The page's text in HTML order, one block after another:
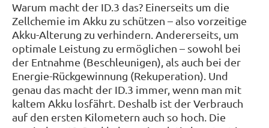
Warum macht der ID.3 das? Einerseits um die
Zellchemie im Akku zu schützen – also vorzeitige
Akku-Alterung zu verhindern. Andererseits, um
optimale Leistung zu ermöglichen – sowohl bei
der Entnahme (Beschleunigen), als auch bei der
Energie-Rückgewinnung (Rekuperation). Und
genau das macht der ID.3 immer, wenn man mit
kaltem Akku losfährt. Deshalb ist der Verbrauch
auf den ersten Kilometern auch so hoch. Die